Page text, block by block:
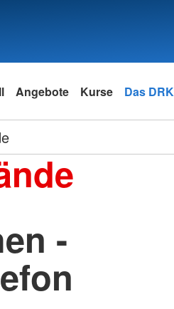
Angebote Kurse Das DRK
-